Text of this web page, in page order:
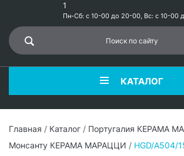
1
Пн-Сб: с 10-00 до 20-00, Вс: с 10-00
КАТАЛОГ
Главная / Каталог / Португалия КЕРАМА
Монсанту КЕРАМА МАРАЦЦИ / HGD/A504/